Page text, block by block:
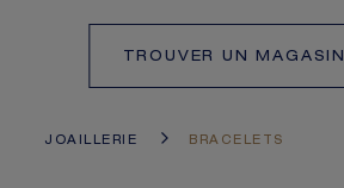
TROUVER UN MAGASIN
JOAILLERIE BRACELETS